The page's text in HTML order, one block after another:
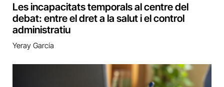
Les incapacitats temporals al centre del
debat: entre el dret a la salut i el control
administratiu
Yeray García